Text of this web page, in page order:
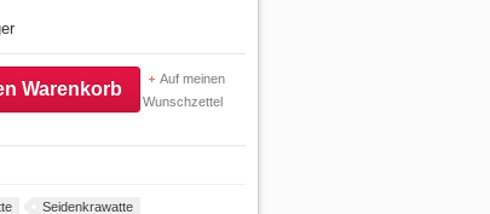
Warenkorb
Auf meinen
Wunschzettel
Seidenkrawatte